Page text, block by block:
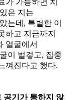
가 가능하면 치
은 지는
는데, 특별한 이
하고 지금까지
얼굴에서
이 벌겋고, 집중
껴진다고 했다.
공기가 통하지 않